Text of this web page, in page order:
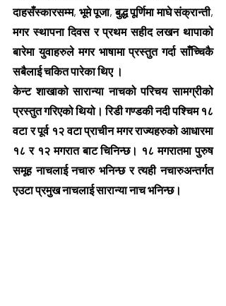
दाहसँस्कारसम्म, भूमे पूजा, बुद्ध पूर्णिमा माघे संक्रान्ती,
मगर स्थापना दिवस र प्रथम सहीद लखन थापाको
बारेमा युवाहरुले मगर भाषामा प्रस्तुत गर्दा साँच्चिकै
सबैलाई चकित पारेका थिए ।
केन्ट शाखाको सारान्या नाचको परिचय सामग्रीको
प्रस्तुत गरिएको थियो। रिडी गण्डकी नदी पश्चिम १८
वटा र पूर्व १२ वटा प्राचीन मगर राज्यहरुको आधारमा
१८ र १२ मगरात बाट चिनिन्छ। १८ मगरातमा पुरुष
समूह नाचलाई नचारु भनिन्छ र त्यही नचारुअन्तर्गत
एउटा प्रमुख नाचलाई सारान्या नाच भनिन्छ।